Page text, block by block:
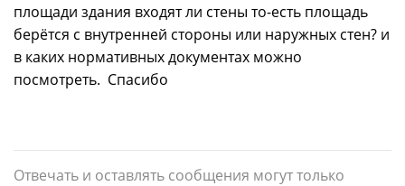
площади здания входят ли стены то-есть площадь
берётся с внутренней стороны или наружных стен? и
в каких нормативных документах можно
посмотреть. Спасибо
Отвечать и оставлять сообщения могут только